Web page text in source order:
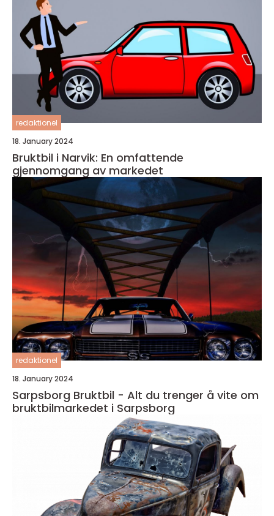
redaktionel
18. January 2024
Bruktbil i Narvik: En omfattende
gjennomgang av markedet
redaktionel
18. January 2024
Sarpsborg Bruktbil - Alt du trenger å vite om
bruktbilmarkedet i Sarpsborg